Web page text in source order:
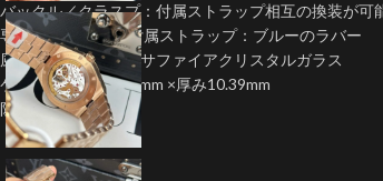
バックル／クラスプ：付属ストラップ相互の換装が
専用バックル搭載 付属ストラップ：ブルーのラバー
風防：反射防止加工サファイアクリスタルガラス
ケース直径：約42.5mm ×厚み10.39mm
防水：10気圧防水